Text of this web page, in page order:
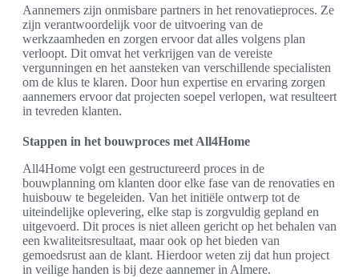
Aannemers zijn onmisbare partners in het renovatieproces. Ze
zijn verantwoordelijk voor de uitvoering van de
werkzaamheden en zorgen ervoor dat alles volgens plan
verloopt. Dit omvat het verkrijgen van de vereiste
vergunningen en het aansteken van verschillende specialisten
om de klus te klaren. Door hun expertise en ervaring zorgen
aannemers ervoor dat projecten soepel verlopen, wat resulteert
in tevreden klanten.
Stappen in het bouwproces met All4Home
All4Home volgt een gestructureerd proces in de
bouwplanning om klanten door elke fase van de renovaties en
huisbouw te begeleiden. Van het initiële ontwerp tot de
uiteindelijke oplevering, elke stap is zorgvuldig gepland en
uitgevoerd. Dit proces is niet alleen gericht op het behalen van
een kwaliteitsresultaat, maar ook op het bieden van
gemoedsrust aan de klant. Hierdoor weten zij dat hun project
in veilige handen is bij deze aannemer in Almere.